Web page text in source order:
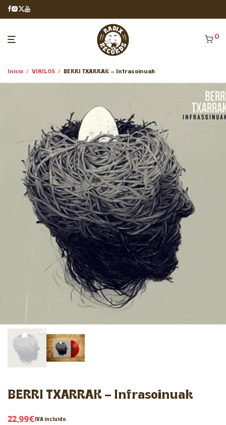
0
Inicio / VINILOS / BERRI TXARRAK – Infrasoinuak
BERRI TXARRAK – Infrasoinuak
22,99€IVA incluido